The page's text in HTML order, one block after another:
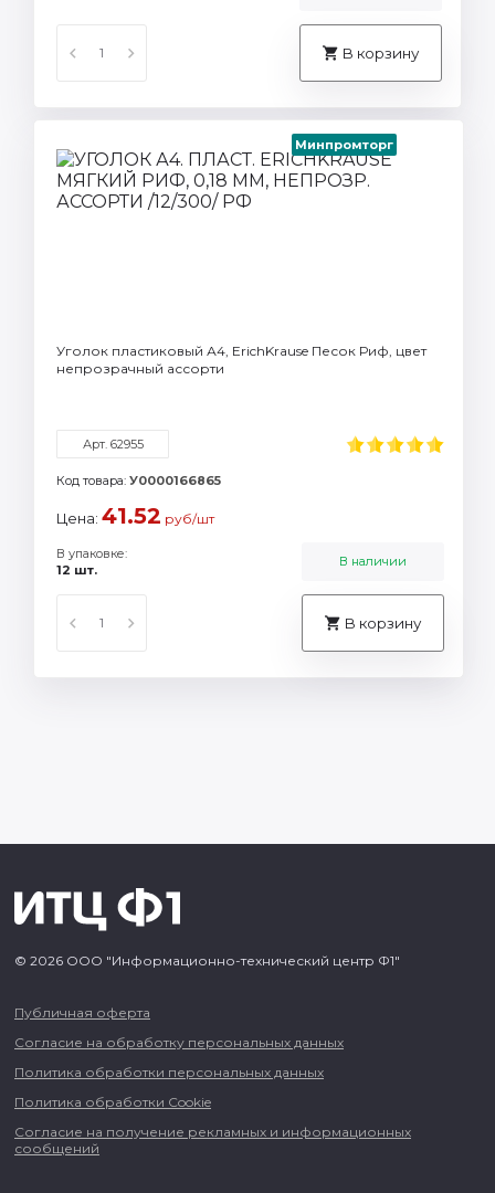
В корзину
Минпромторг
Уголок пластиковый А4, ErichKrause Песок Риф, цвет
непрозрачный ассорти
Арт. 62955
Код товара: У0000166865
Цена: 41.52 руб/шт
В упаковке:
12 шт.
В наличии
В корзину
© 2026 ООО "Информационно-технический центр Ф1"
Публичная оферта
Согласие на обработку персональных данных
Политика обработки персональных данных
Политика обработки Cookie
Согласие на получение рекламных и информационных
сообщений